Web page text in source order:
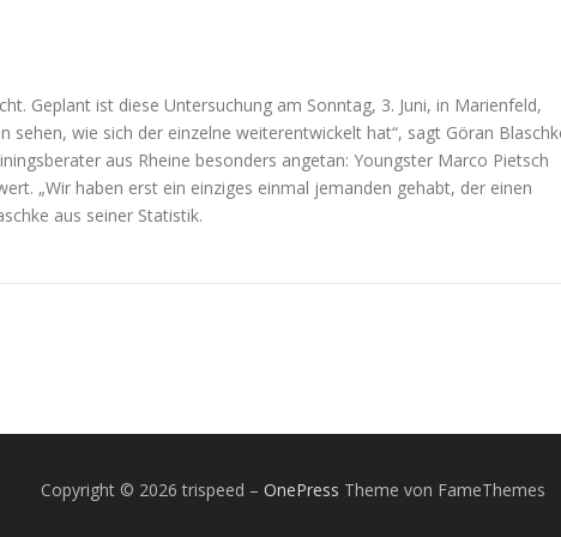
Geplant ist diese Untersuchung am Sonntag, 3. Juni, in Marienfeld,
sehen, wie sich der einzelne weiterentwickelt hat“, sagt Göran
aus Rheine besonders angetan: Youngster Marco Pietsch
„Wir haben erst ein einziges einmal jemanden gehabt, der einen
aus seiner Statistik.
Copyright © 2026 trispeed – OnePress Theme von FameThemes